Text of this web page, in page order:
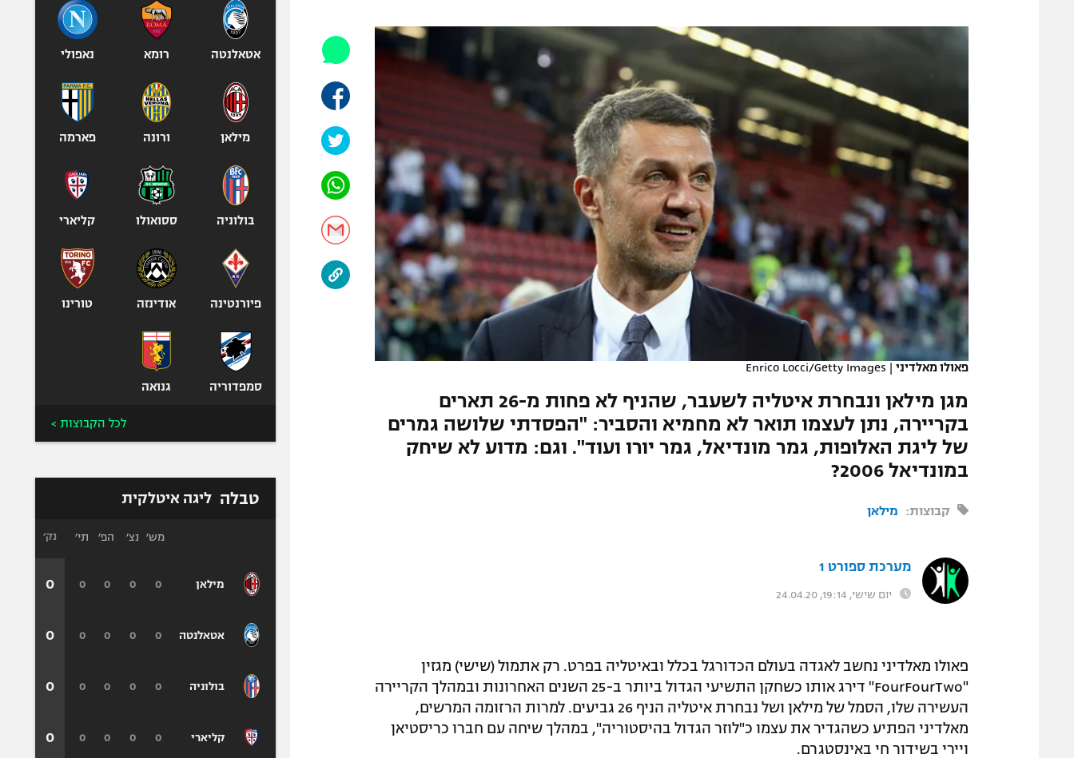
תקנון עבור פעילות ספורט 1 – "מרלן"
גיימינג E-Sports
תנאי שימוש
מדיניות פרטיות
תקנון פעילות ספורט 1
רשיון להקרנה פומבית לבית עסק
הצטרפות לחבילת הערוצים
לוח דרושים – ג'ובנט
המגזין
הפועל תל אביב
הפועל חיפה
הפועל באר שבע
מכבי נתניה
בני יהודה
ליגה סינית
ליגה ברזילאית
אופניים
ספורט מוטורי
פוטבול אמריקאי NFL
בייסבול MLB
ואקסטרים
אומנויות לחימה
פאולו מאלדיני |
Enrico Locci/Getty Images
מגן מילאן ונבחרת איטליה לשעבר, שהניף לא פחות מ-26 תארים
בקריירה, נתן לעצמו תואר לא מחמיא והסביר: "הפסדתי שלושה גמרים
של ליגת האלופות, גמר מונדיאל, גמר יורו ועוד". וגם: מדוע לא שיחק
במונדיאל 2006?
קבוצות: מילאן
מערכת ספורט 1
יום שישי, 19:14, 24.04.20
פאולו מאלדיני נחשב לאגדה בעולם הכדורגל בכלל ובאיטליה בפרט. רק אתמול (שישי) מגזין
"FourFourTwo" דירג אותו כשחקן התשיעי הגדול ביותר ב-25 השנים האחרונות ובמהלך הקריירה
העשירה שלו, הסמל של מילאן ושל נבחרת איטליה הניף 26 גביעים. למרות הרזומה המרשים,
מאלדיני הפתיע כשהגדיר את עצמו כ"לוזר הגדול בהיסטוריה", במהלך שיחה עם חברו כריסטיאן
ויירי בשידור חי באינסטגרם.
אטאלנטה רומא נאפולי
מילאן ורונה פארמה
בולוניה ססואולו קליארי
פיורנטינה אודינזה טורינו
סמפדוריה גנואה
לכל הקבוצות >
טבלה ליגה איטלקית
מילאן
אטאלנטה
בולוניה
קליארי
מש׳ נצ׳ הפ׳ תי׳
0
0
0
0
0
0
0
0
0
0
0
0
0
0
0
0
נק׳
0
0
0
0